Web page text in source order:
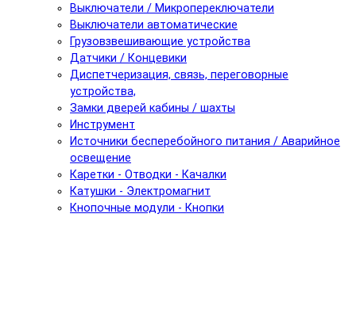
Выключатели / Микропереключатели
Выключатели автоматические
Грузовзвешивающие устройства
Датчики / Концевики
Диспетчеризация, связь, переговорные
устройства,
Замки дверей кабины / шахты
Инструмент
Источники бесперебойного питания / Аварийное
освещение
Каретки - Отводки - Качалки
Катушки - Электромагнит
Кнопочные модули - Кнопки